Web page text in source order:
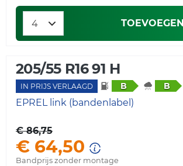
TOEVOEGEN
205/55 R16 91 H
IN PRIJS VERLAAGD B B
EPREL link (bandenlabel)
€ 86,75
€ 64,50
Bandprijs zonder montage